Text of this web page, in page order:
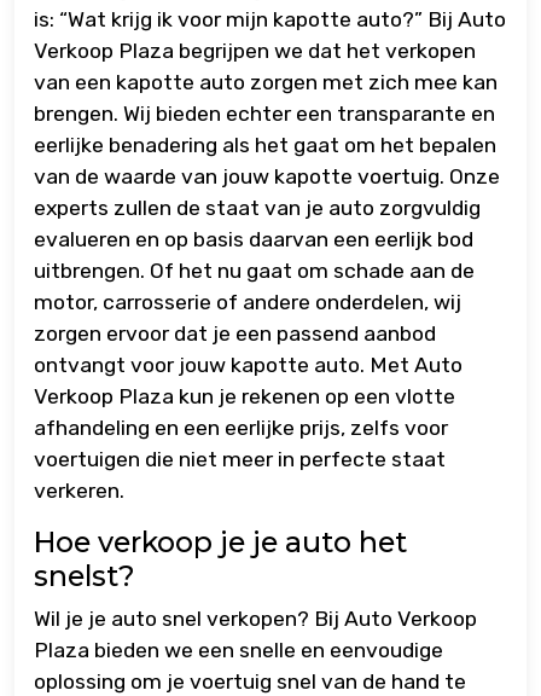
is: “Wat krijg ik voor mijn kapotte auto?” Bij Auto
Verkoop Plaza begrijpen we dat het verkopen
van een kapotte auto zorgen met zich mee kan
brengen. Wij bieden echter een transparante en
eerlijke benadering als het gaat om het bepalen
van de waarde van jouw kapotte voertuig. Onze
experts zullen de staat van je auto zorgvuldig
evalueren en op basis daarvan een eerlijk bod
uitbrengen. Of het nu gaat om schade aan de
motor, carrosserie of andere onderdelen, wij
zorgen ervoor dat je een passend aanbod
ontvangt voor jouw kapotte auto. Met Auto
Verkoop Plaza kun je rekenen op een vlotte
afhandeling en een eerlijke prijs, zelfs voor
voertuigen die niet meer in perfecte staat
verkeren.
Hoe verkoop je je auto het
snelst?
Wil je je auto snel verkopen? Bij Auto Verkoop
Plaza bieden we een snelle en eenvoudige
oplossing om je voertuig snel van de hand te